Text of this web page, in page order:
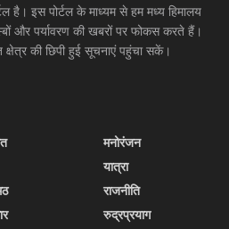
है। इस पोर्टल के माध्यम से हम मध्य हिमालय
और पर्यावरण की खबरों पर फोकस करते हैं।
की छिपी हुई सूचनाएं पहुंचा सकें।
मनोरंजन
यात्रा
राजनीति
रुद्रप्रयाग